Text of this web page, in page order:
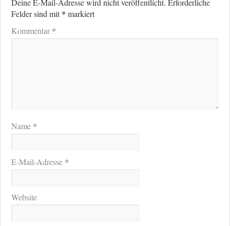
Deine E-Mail-Adresse wird nicht veröffentlicht. Erforderliche
Felder sind mit* markiert
Kommentar*
Name *
E-Mail-Adresse *
Website